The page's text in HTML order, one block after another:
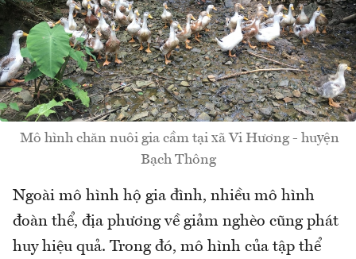
Mô hình chăn nuôi gia cầm tại xã Vi Hương - huyện
Bạch Thông
Ngoài mô hình hộ gia đình, nhiều mô hình
đoàn thể, địa phương về giảm nghèo cũng phát
huy hiệu quả. Trong đó, mô hình của tập thể